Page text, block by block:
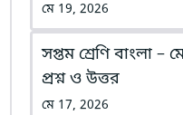
মে 19, 2026
সপ্তম শ্রেণি বাংলা –
প্রশ্ন ও উত্তর
মে 17, 2026